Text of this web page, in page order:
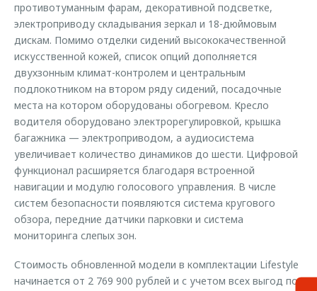
противотуманным фарам, декоративной подсветке,
электроприводу складывания зеркал и 18-дюймовым
дискам. Помимо отделки сидений высококачественной
искусственной кожей, список опций дополняется
двухзонным климат-контролем и центральным
подлокотником на втором ряду сидений, посадочные
места на котором оборудованы обогревом. Кресло
водителя оборудовано электрорегулировкой, крышка
багажника — электроприводом, а аудиосистема
увеличивает количество динамиков до шести. Цифровой
функционал расширяется благодаря встроенной
навигации и модулю голосового управления. В числе
систем безопасности появляются система кругового
обзора, передние датчики парковки и система
мониторинга слепых зон.
Стоимость обновленной модели в комплектации Lifestyle
начинается от 2 769 900 рублей и с учетом всех выгод по